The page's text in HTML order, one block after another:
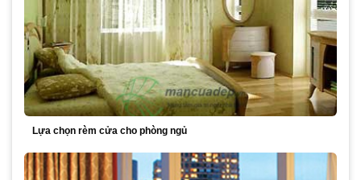
Lựa chọn rèm cửa cho phòng ngủ